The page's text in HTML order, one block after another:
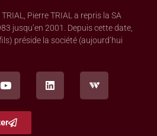
Pierre TRIAL a repris la SA
jusqu’en 2001. Depuis cette date,
préside la société (aujourd’hui